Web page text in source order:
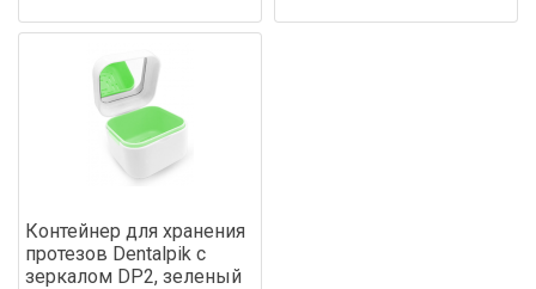
Контейнер для хранения
протезов Dentalpik с
зеркалом DP2, зеленый